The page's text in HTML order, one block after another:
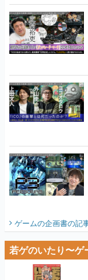
ゲームの企画書の記
若ゲのいたり〜